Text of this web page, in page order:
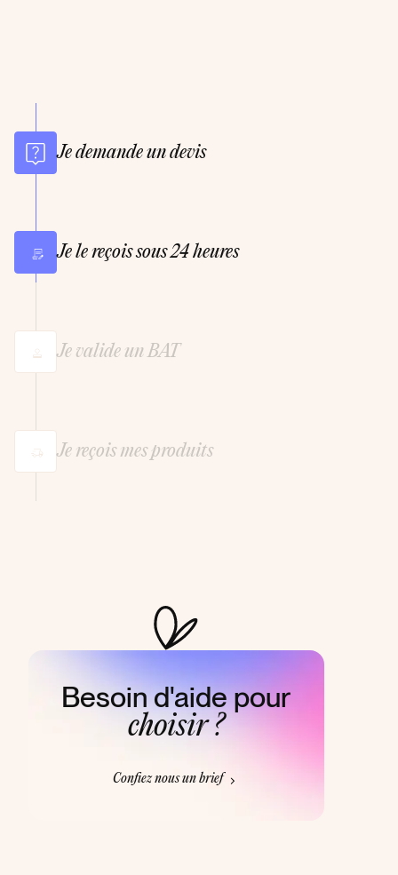
Je demande un devis
Je le reçois sous 24 heures
Je valide un BAT
Je reçois mes produits
Besoin d'aide pour
choisir ?
Confiez nous un brief